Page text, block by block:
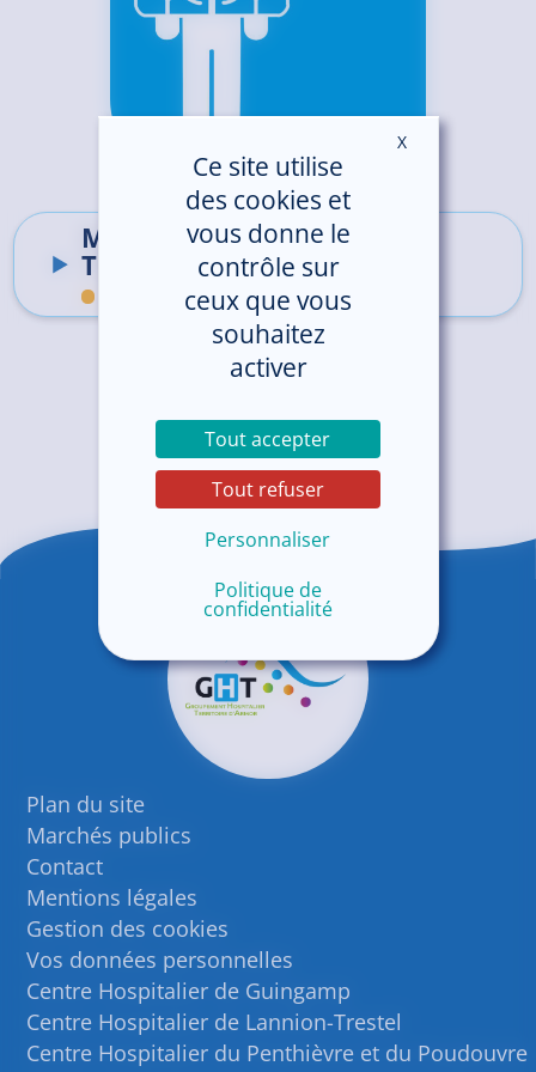
Médecine nucléaire-
TEPSCAN
Hôpital de Saint-Brieuc
Plan du site
Marchés publics
Contact
Mentions légales
Gestion des cookies
Vos données personnelles
Centre Hospitalier de Guingamp
Centre Hospitalier de Lannion-Trestel
Centre Hospitalier du Penthièvre et du Poudouvre
Ce site utilise
des cookies et
vous donne le
contrôle sur
ceux que vous
souhaitez
activer
Tout accepter
Tout refuser
Personnaliser
Politique de
confidentialité
XMasquer le